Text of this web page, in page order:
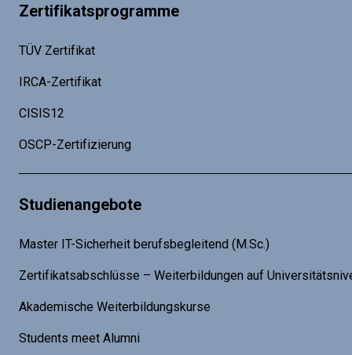
Zertifikatsprogramme
TÜV Zertifikat
IRCA-Zertifikat
CISIS12
OSCP-Zertifizierung
Studienangebote
Master IT-Sicherheit berufsbegleitend (M.Sc.)
Zertifikatsabschlüsse – Weiterbildungen auf
Akademische Weiterbildungskurse
Students meet Alumni